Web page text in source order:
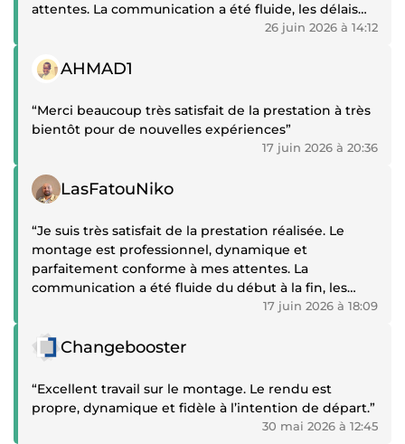
attentes. La communication a été fluide, les délais
ont été respectés et le professionnalisme était au
satisfaits du résultat et nous referons appel à ses
services sans la moindre hésitation. Nous
recommandons vivement ! 👏”
26 juin 2026 à 14:12
Témoignage positif
AHMAD1
“Merci beaucoup très satisfait de la prestation à très
bientôt pour de nouvelles expériences”
17 juin 2026 à 20:36
Témoignage positif
LasFatouNiko
“Je suis très satisfait de la prestation réalisée. Le
montage est professionnel, dynamique et
parfaitement conforme à mes attentes. La
communication a été fluide du début à la fin, les
délais ont été respectés et les demandes de
Le résultat final est de grande qualité, avec un vrai
souci du détail et une bonne compréhension de
mon univers et de mes objectifs.
17 juin 2026 à 18:09
Témoignage positif
Changebooster
“Excellent travail sur le montage. Le rendu est
propre, dynamique et fidèle à l’intention de départ.”
30 mai 2026 à 12:45